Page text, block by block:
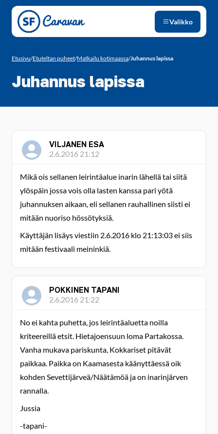
Siirry sivun sisältöön
Valikko
Etusivu/Etuteltan puheet/Matkailu kotimaassa/Juhannus lapissa
Juhannus lapissa
VILJANEN ESA
2.6.2016 21:12
Mikä ois sellanen leirintäalue inarin lähellä tai siitä
ylöspäin jossa vois olla lasten kanssa pari yötä
juhannuksen aikaan, eli sellanen rauhallinen siisti ei
mitään nuoriso hössötyksiä.
Käyttäjän lisäys viestiin 2.6.2016 klo 21:13:03 ei siis
mitään festivaali meininkiä.
POKKINEN TAPANI
2.6.2016 21:22
No ei kahta puhetta, jos leirintäaluetta noilla
kriteereillä etsit. Hietajoensuun loma Partakossa.
Vanha mukava pariskunta, Kokkariset pitävät
paikkaa. Paikka on Kaamasesta käänyttäessä oik
kohden Sevettijärveä/Näätämöä ja on inarinjärven
rannalla.
Jussia
-tapani-